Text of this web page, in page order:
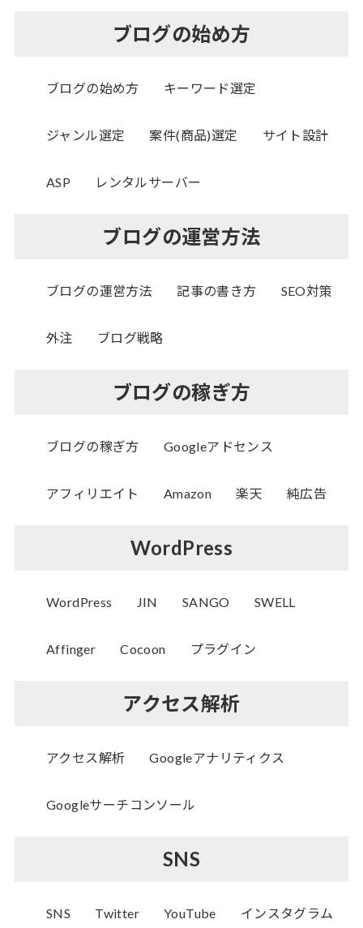
ブログの始め方
ブログの始め方 キーワード選定
ジャンル選定 案件(商品)選定 サイト設計
ASP レンタルサーバー
ブログの運営方法
ブログの運営方法 記事の書き方 SEO対策
外注 ブログ戦略
ブログの稼ぎ方
ブログの稼ぎ方 Googleアドセンス
アフィリエイト Amazon 楽天 純広告
WordPress
WordPress JIN SANGO SWELL
Affinger Cocoon プラグイン
アクセス解析
アクセス解析 Googleアナリティクス
Googleサーチコンソール
SNS
SNS Twitter YouTube インスタグラム